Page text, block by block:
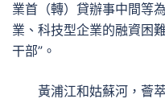
業首（轉）貸辦事中間等
業、科技型企業的融資困
干部”。
黃浦江和姑蘇河，薈